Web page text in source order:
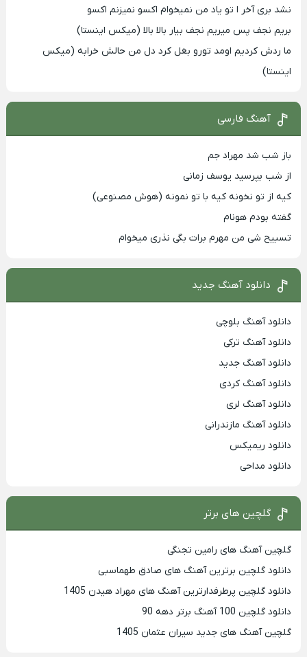
نشد بری آخر ا تو یاد من نمیخوام اکسو نمیزنم اکسو
بریم نجف پس میریم نجف بیار بالا بالا (میکس اینستا)
ما ردش کردیم اومد تورو بغل کرد دل من حالش خرابه (میکس
اینستا)
آهنگ فارسی
باز شب شد مهراد جم
از شب بپرسید یوسف زمانی
کیه از تو نخونه کیه با تو نمونه (هوش مصنوعی)
گفته بودم هونام
تسبیح شی من مهرم برات بگی نذری میخوام
دانلود آهنگ جدید
دانلود آهنگ بلوچی
دانلود آهنگ ترکی
دانلود آهنگ جدید
دانلود آهنگ کردی
دانلود آهنگ لری
دانلود آهنگ مازندرانی
دانلود ریمیکس
دانلود مداحی
گلچین های برتر
گلچین آهنگ های رامین تجنگی
دانلود گلچین برترین آهنگ های صادق طهماسبی
دانلود گلچین پرطرفدارترین آهنگ های مهراد هیدن 1405
دانلود گلچین 100 آهنگ برتر دهه 90
گلچین آهنگ های جدید سیران عثمان 1405